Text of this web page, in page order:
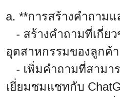
a. **การสร้างคำถาม
- สร้างคำถามที่เกี่ย
อุตสาหกรรมของลูกค้า
- เพิ่มคำถามที่สามา
เยี่ยมชมแชทกับ